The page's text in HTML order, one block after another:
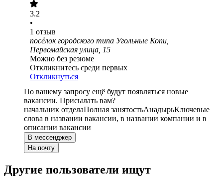
3.2
•
1 отзыв
посёлок городского типа Угольные Копи,
Первомайская улица, 15
Можно без резюме
Откликнитесь среди первых
Откликнуться
По вашему запросу ещё будут появляться новые
вакансии. Присылать вам?
начальник отделаПолная занятостьАнадырьКлючевые
слова в названии вакансии, в названии компании и в
описании вакансии
В мессенджер
На почту
Другие пользователи ищут